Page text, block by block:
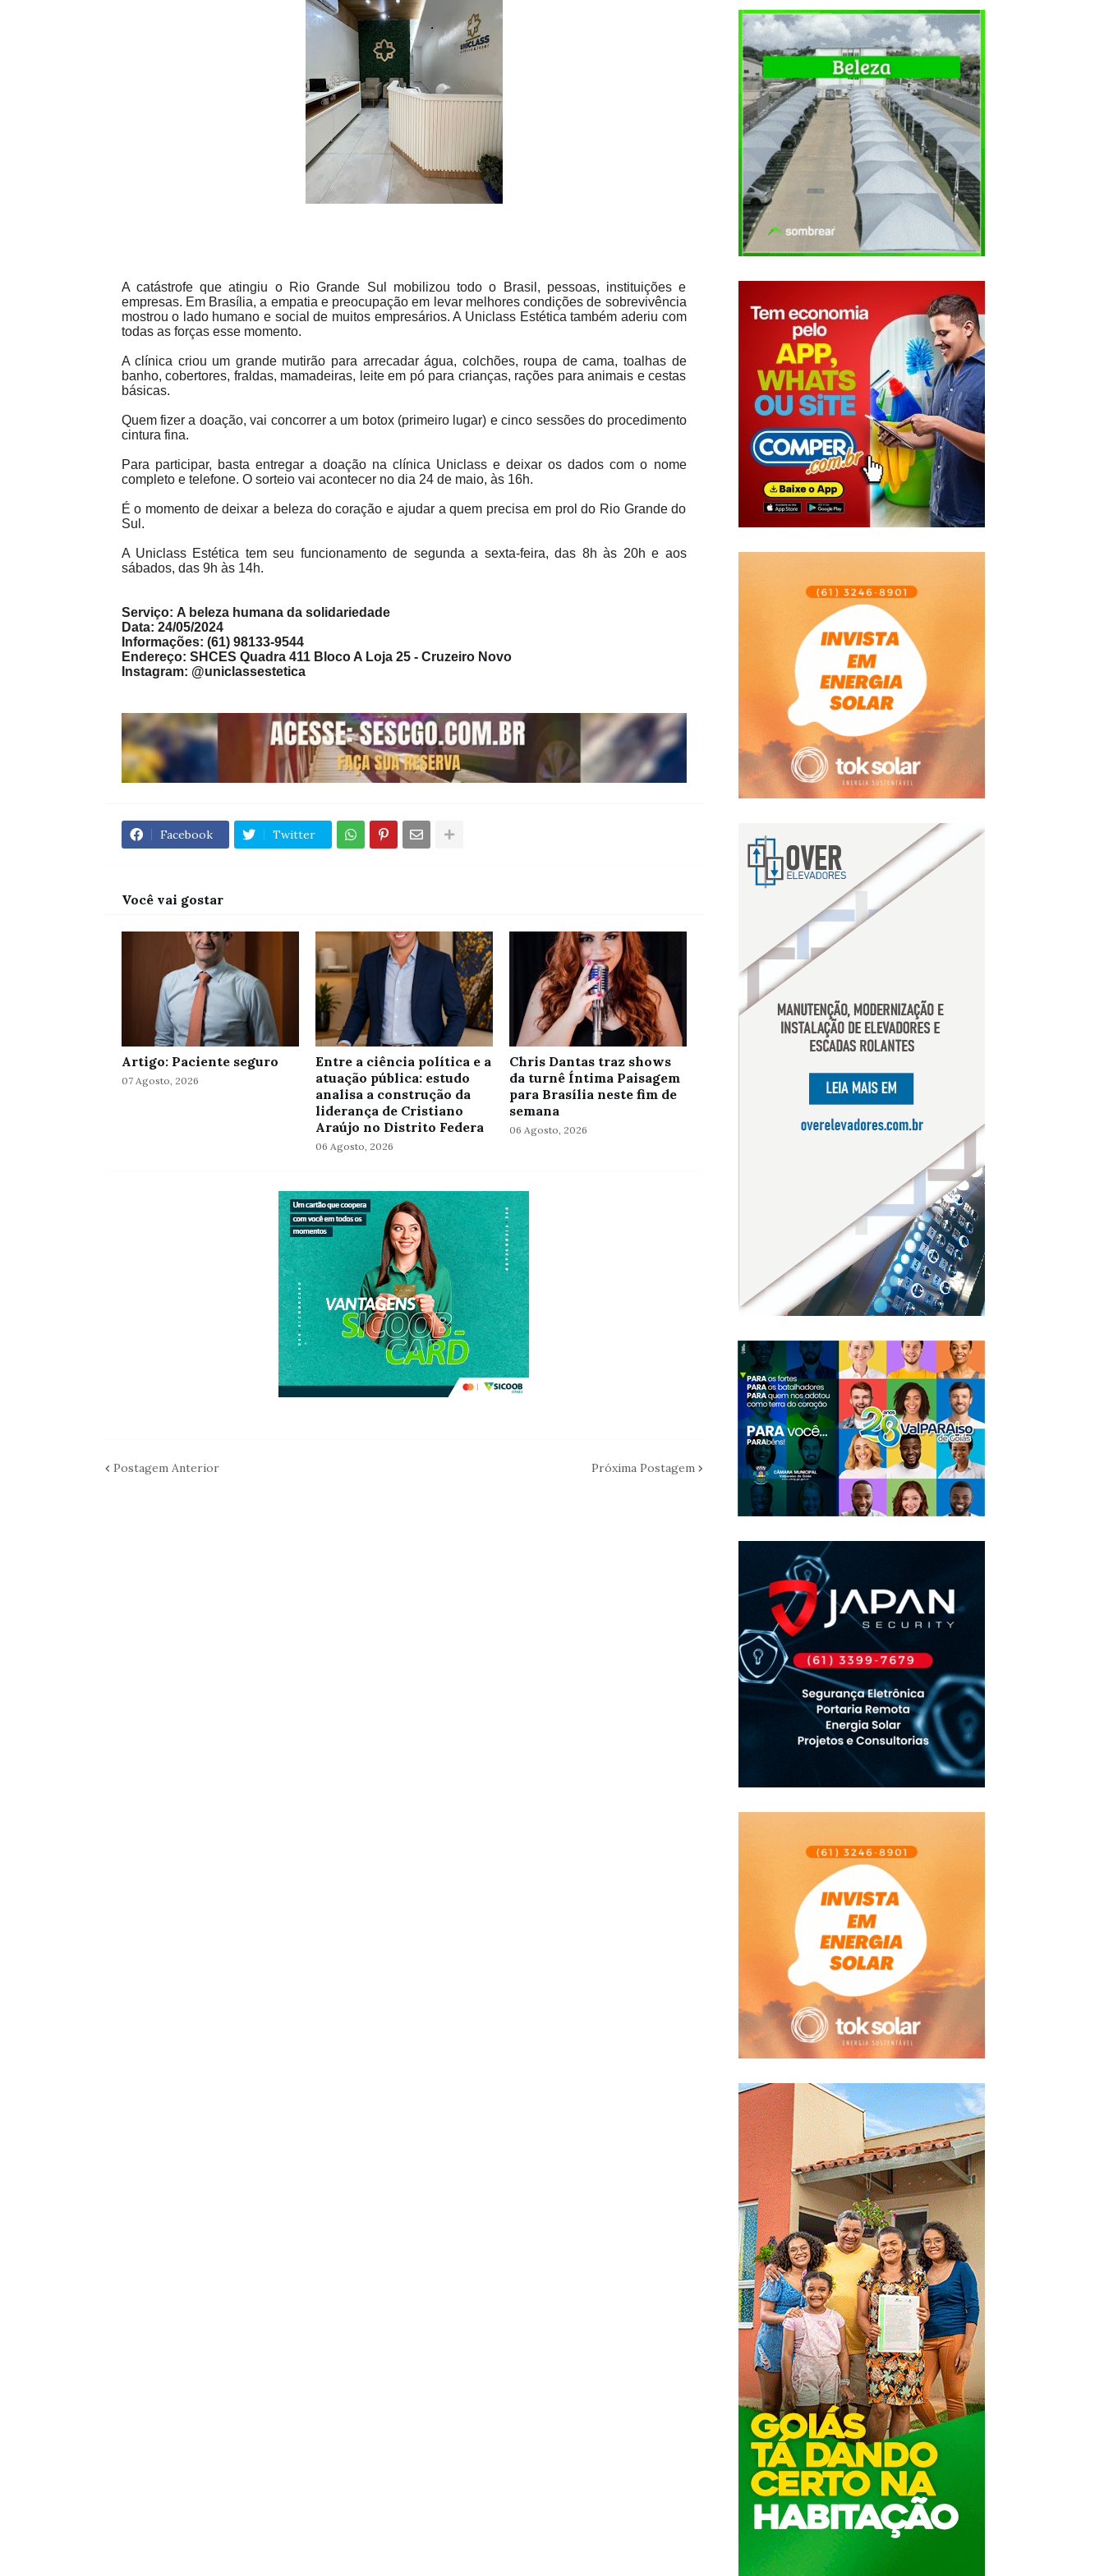
A catástrofe que atingiu o Rio Grande Sul mobilizou todo o Brasil, pessoas, instituições e
empresas. Em Brasília, a empatia e preocupação em levar melhores condições de sobrevivência
mostrou o lado humano e social de muitos empresários. A Uniclass Estética também aderiu com
todas as forças esse momento.
A clínica criou um grande mutirão para arrecadar água, colchões, roupa de cama, toalhas de
banho, cobertores, fraldas, mamadeiras, leite em pó para crianças, rações para animais e cestas
básicas.
Quem fizer a doação, vai concorrer a um botox (primeiro lugar) e cinco sessões do procedimento
cintura fina.
Para participar, basta entregar a doação na clínica Uniclass e deixar os dados com o nome
completo e telefone. O sorteio vai acontecer no dia 24 de maio, às 16h.
É o momento de deixar a beleza do coração e ajudar a quem precisa em prol do Rio Grande do
Sul.
A Uniclass Estética tem seu funcionamento de segunda a sexta-feira, das 8h às 20h e aos
sábados, das 9h às 14h.
Serviço: A beleza humana da solidariedade
Data: 24/05/2024
Informações: (61) 98133-9544
Endereço: SHCES Quadra 411 Bloco A Loja 25 - Cruzeiro Novo
Instagram: @uniclassestetica
Facebook Twitter
Você vai gostar
Artigo: Paciente seguro
07 Agosto, 2026
Entre a ciência política e a
atuação pública: estudo
analisa a construção da
liderança de Cristiano
Araújo no Distrito Federa
06 Agosto, 2026
Chris Dantas traz shows
da turnê Íntima Paisagem
para Brasília neste fim de
semana
06 Agosto, 2026
Postagem Anterior Próxima Postagem